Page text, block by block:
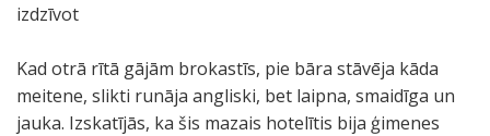
izdzīvot
Kad otrā rītā gājām brokastīs, pie bāra stāvēja kāda
meitene, slikti runāja angliski, bet laipna, smaidīga un
jauka. Izskatījās, ka šis mazais hotelītis bija ģimenes